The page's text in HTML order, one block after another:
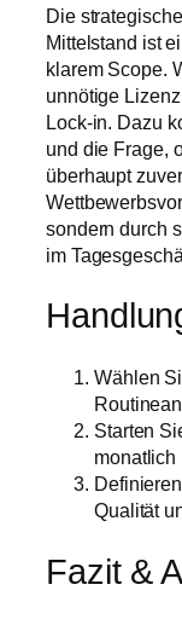
Die
Mittelstand ist
klarem Scope.
unnötige
Lock-in. Dazu
und die Frage,
überhaupt
sondern durch
im
Wählen
Starten
monatlich
Qualität
Fazit &